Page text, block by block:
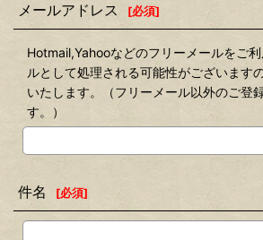
メールアドレス [必須]
Hotmail,Yahooなどのフリーメールをご
ルとして処理される可能性がございます
いたします。（フリーメール以外のご登
す。）
件名 [必須]